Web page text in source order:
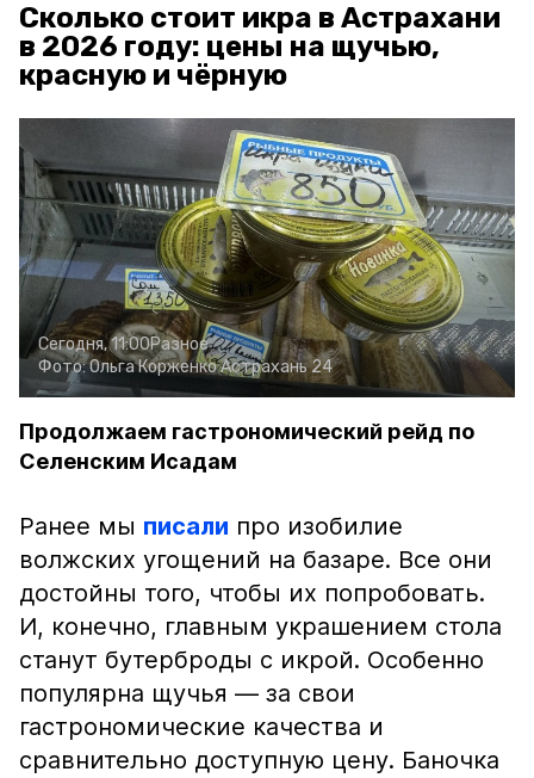
Сколько стоит икра в Астрахани
в 2026 году: цены на щучью,
красную и чёрную
Сегодня, 11:00Разное
Фото:Ольга КорженкоАстрахань 24
Продолжаем гастрономический рейд по
Селенским Исадам
Ранее мы писали про изобилие
волжских угощений на базаре. Все они
достойны того, чтобы их попробовать.
И, конечно, главным украшением стола
станут бутерброды с икрой. Особенно
популярна щучья — за свои
гастрономические качества и
сравнительно доступную цену. Баночка